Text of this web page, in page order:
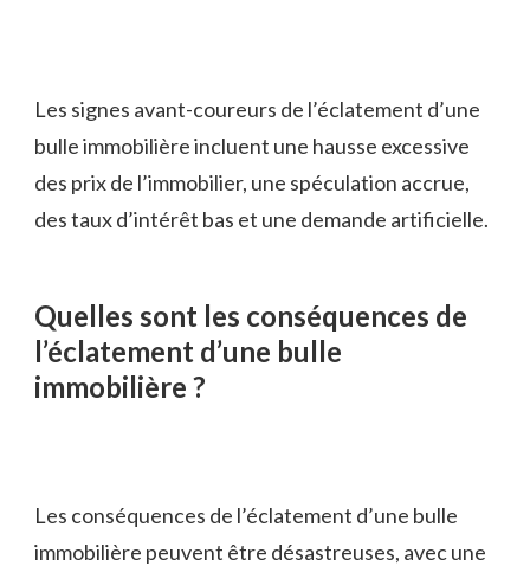
Les signes avant-coureurs de l’éclatement d’une
bulle immobilière incluent une hausse excessive
des prix de l’immobilier, une spéculation accrue,
des taux d’intérêt bas et une demande artificielle.
Quelles sont les conséquences de
l’éclatement d’une bulle
immobilière ?
Les conséquences de l’éclatement d’une bulle
immobilière peuvent être désastreuses, avec une